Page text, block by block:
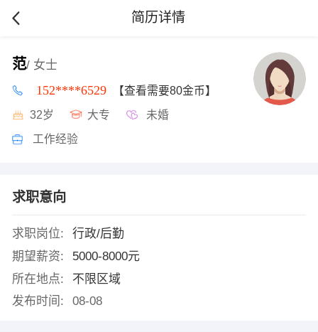
简历详情
范/ 女士
152****6529 【查看需要80金币】
32岁 大专 未婚
工作经验
求职意向
求职岗位:
行政/后勤
期望薪资:
5000-8000元
所在地点:
不限区域
发布时间:
08-08